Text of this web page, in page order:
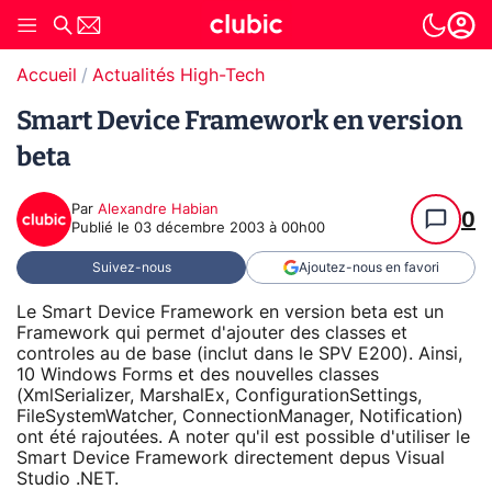
Accueil Actualités High-Tech
Smart Device Framework en version
beta
Par Alexandre Habian
Publié le 03 décembre 2003 à 00h00 0
Suivez-nous Ajoutez-nous en favori
Le Smart Device Framework en version beta est un
Framework qui permet d'ajouter des classes et
controles au de base (inclut dans le SPV E200). Ainsi,
10 Windows Forms et des nouvelles classes
(XmlSerializer, MarshalEx, ConfigurationSettings,
FileSystemWatcher, ConnectionManager, Notification)
ont été rajoutées. A noter qu'il est possible d'utiliser le
Smart Device Framework directement depus Visual
Studio .NET.